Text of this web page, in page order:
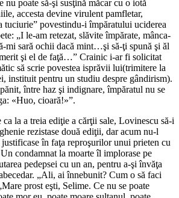
nu poate să-şi susţină măcar cu o iotă
accesta devine virulent pamfletar,
povestindu-i împăratului uciderea
„I le-am retezat, slăvite împărate, mânca-
mi sară ochii dacă mint…şi să-ţi spună şi ăl
şi el de faţă…” Crainic i-ar fi solicitat
să scrie povestea isprăvii lui(trimitere la
instituit pentru un studiu despre gândirism).
între haz şi indignare, împăratul nu se
«Huo, cioară!»”.
la a treia ediţie a cărţii sale, Lovinescu să-i
rezistase două ediţii, dar acum nu-l
în faţa reproşurilor unui prieten cu
condamnat la moarte îl implorase pe
pedepsei cu un an, pentru a-şi învăţa
„Ali, ai înnebunit? Cum o să faci
prost eşti, Selime. Ce nu se poate